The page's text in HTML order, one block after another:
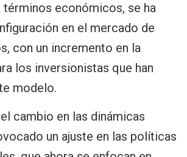
términos económicos, se ha
en el mercado de
con un incremento en la
los inversionistas que han
modelo.
cambio en las dinámicas
un ajuste en las políticas